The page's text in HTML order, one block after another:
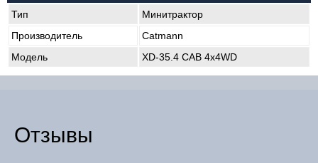
Тип
Минитрактор
Производитель
Catmann
Модель
XD-35.4 CAB 4x4WD
Отзывы